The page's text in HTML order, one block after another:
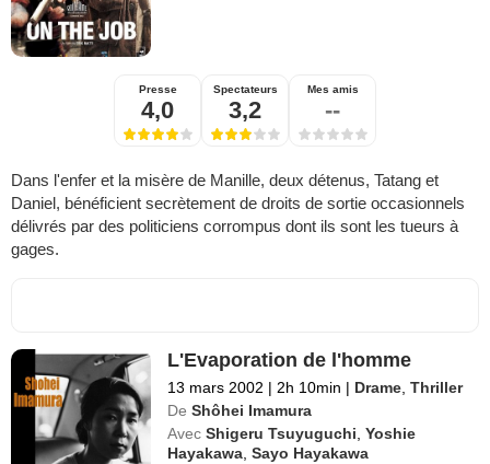
Presse
4,0
Spectateurs
3,2
Mes amis
--
Dans l'enfer et la misère de Manille, deux détenus, Tatang et
Daniel, bénéficient secrètement de droits de sortie occasionnels
délivrés par des politiciens corrompus dont ils sont les tueurs à
gages.
L'Evaporation de l'homme
13 mars 2002 | 2h 10min | Drame ,Thriller
De Shôhei Imamura
Avec Shigeru Tsuyuguchi ,Yoshie
Hayakawa ,Sayo Hayakawa